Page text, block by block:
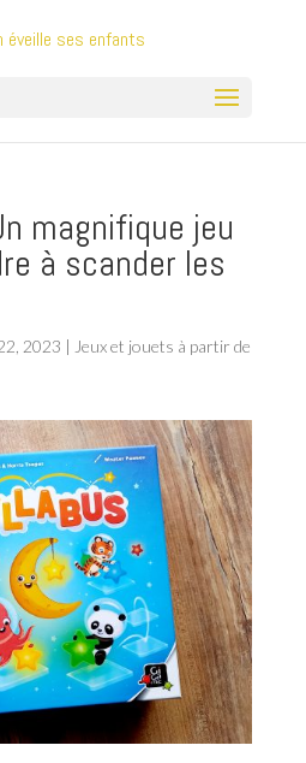
magnifique jeu
à scander les
2023 | Jeux et jouets à partir de